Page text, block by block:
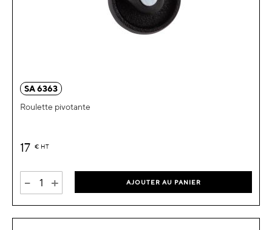
SA 6363
Roulette pivotante
17 € HT
- + AJOUTER AU PANIER